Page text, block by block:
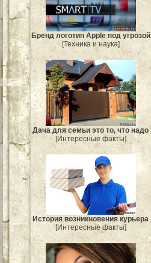
Бренд логотип Apple под угрозой
[Техника и наука]
Дача для семьи это то, что надо
[Интересные факты]
История возникновения курьера
[Интересные факты]